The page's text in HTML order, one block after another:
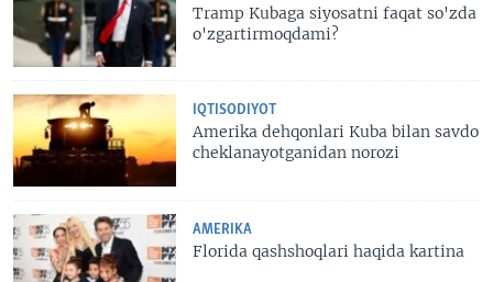
Tramp Kubaga siyosatni faqat so'zda
o'zgartirmoqdami?
IQTISODIYOT
Amerika dehqonlari Kuba bilan savdo
cheklanayotganidan norozi
AMERIKA
Florida qashshoqlari haqida kartina